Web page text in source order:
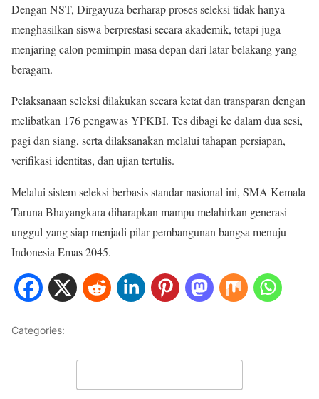
Dengan NST, Dirgayuza berharap proses seleksi tidak hanya
menghasilkan siswa berprestasi secara akademik, tetapi juga
menjaring calon pemimpin masa depan dari latar belakang yang
beragam.
Pelaksanaan seleksi dilakukan secara ketat dan transparan dengan
melibatkan 176 pengawas YPKBI. Tes dibagi ke dalam dua sesi,
pagi dan siang, serta dilaksanakan melalui tahapan persiapan,
verifikasi identitas, dan ujian tertulis.
Melalui sistem seleksi berbasis standar nasional ini, SMA Kemala
Taruna Bhayangkara diharapkan mampu melahirkan generasi
unggul yang siap menjadi pilar pembangunan bangsa menuju
Indonesia Emas 2045.
Categories: